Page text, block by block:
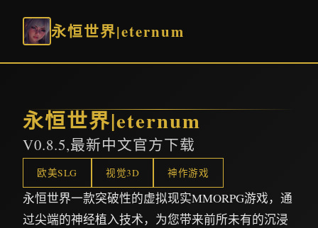
永恒世界|eternum
永恒世界|eternum
V0.8.5,最新中文官方下载
欧美SLG 视觉3D 神作游戏
永恒世界一款突破性的虚拟现实MMORPG游戏，通
过尖端的神经植入技术，为您带来前所未有的沉浸